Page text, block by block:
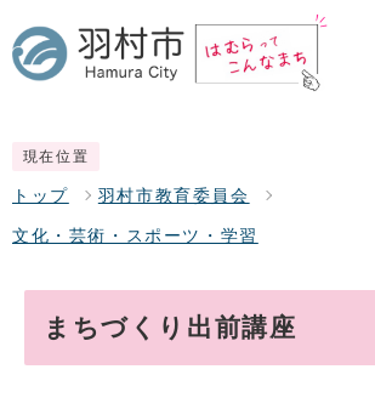
現在位置
トップ 羽村市教育委員会
文化・芸術・スポーツ・学習
まちづくり出前講座